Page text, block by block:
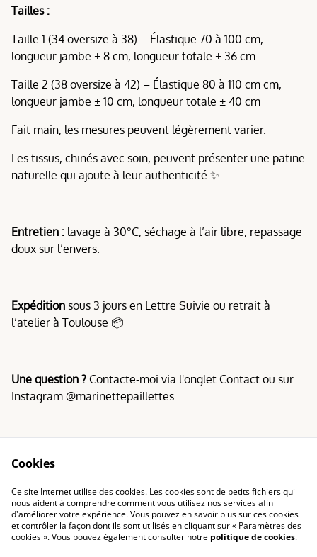
Tailles :
Taille 1 (34 oversize à 38) – Élastique 70 à 100 cm,
longueur jambe ± 8 cm, longueur totale ± 36 cm
Taille 2 (38 oversize à 42) – Élastique 80 à 110 cm cm,
longueur jambe ± 10 cm, longueur totale ± 40 cm
Fait main, les mesures peuvent légèrement varier.
Les tissus, chinés avec soin, peuvent présenter une patine
naturelle qui ajoute à leur authenticité ✨
Entretien : lavage à 30°C, séchage à l’air libre, repassage
doux sur l’envers.
Expédition sous 3 jours en Lettre Suivie ou retrait à
l’atelier à Toulouse 📦
Une question ? Contacte-moi via l'onglet Contact ou sur
Instagram @marinettepaillettes
Conditions
Politique de
confidentialité
Politique de cookies
Cookies
Ce site Internet utilise des cookies. Les cookies sont de petits fichiers qui
nous aident à comprendre comment vous utilisez nos services afin
d'améliorer votre expérience. Vous pouvez en savoir plus sur ces cookies
et contrôler la façon dont ils sont utilisés en cliquant sur « Paramètres des
cookies ». Vous pouvez également consulter notre politique de cookies.